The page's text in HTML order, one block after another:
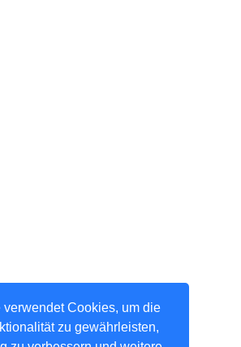
verwendet Cookies, um die
zu gewährleisten,